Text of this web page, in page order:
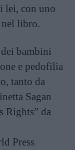
lei, con uno
libro.
bambini
e pedofilia
tanto da
Sagan
Rights” da
Press